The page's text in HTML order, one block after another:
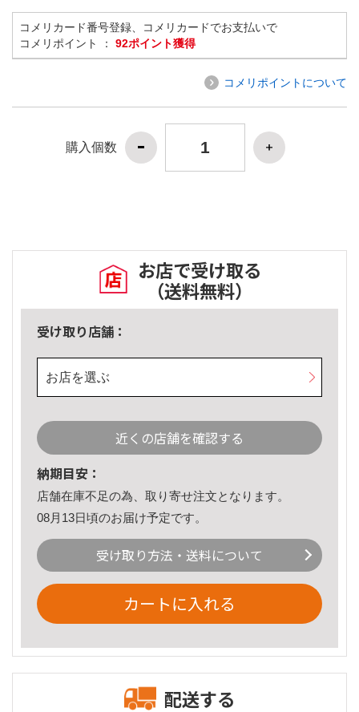
コメリカード番号登録、コメリカードでお支払いで
コメリポイント ： 92ポイント獲得
コメリポイントについて
購入個数
お店で受け取る
（送料無料）
受け取り店舗：
お店を選ぶ
近くの店舗を確認する
納期目安：
店舗在庫不足の為、取り寄せ注文となります。
08月13日頃のお届け予定です。
受け取り方法・送料について
カートに入れる
配送する